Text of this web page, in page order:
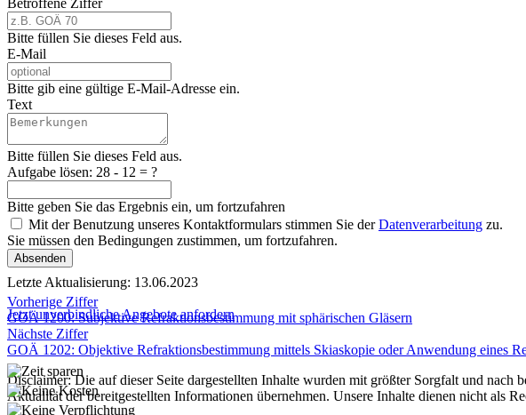
Bitte füllen Sie dieses Feld aus.
E-Mail
Bitte gib eine gültige E-Mail-Adresse ein.
Text
Bitte füllen Sie dieses Feld aus.
Aufgabe lösen: 28 - 12 = ?
Bitte geben Sie das Ergebnis ein, um fortzufahren
Mit der Benutzung unseres Kontaktformulars stimmen Sie derDatenverarbeitung zu.
Sie müssen den Bedingungen zustimmen, um fortzufahren.
Absenden
Letzte Aktualisierung: 13.06.2023
Jetzt unverbindliche Angebote anfordern
Vorherige Ziffer
GOÄ 1200: Subjektive Refraktionsbestimmung mit sphärischen Gläsern
Nächste Ziffer
GOÄ 1202: Objektive Refraktionsbestimmung mittels Skiaskopie oder Anwendung eines
Disclaimer: Die auf dieser Seite dargestellten Inhalte wurden mit größter Sorgfalt und
Aktualität der bereitgestellten Informationen übernehmen. Unsere Inhalte dienen nicht als